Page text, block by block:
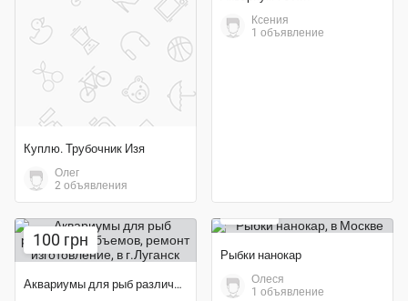
Куплю. Трубочник Изя
Олег
2 объявления
Ксения
1 объявление
100 грн
Аквариумы для рыб различных объемов, ремонт изготовление
Рыбки нанокар
Олеся
1 объявление